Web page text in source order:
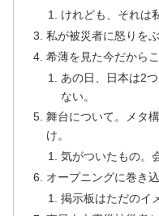
けれども、それは
私が被災者に怒りを
希薄を見た今だから
あの日、日本は2
ない。
舞台について。メタ
け。
気がついたもの。
オープニングに巻き込
掲示板はただのイ